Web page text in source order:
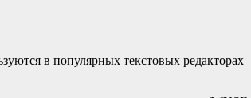
в популярных текстовых редакторах